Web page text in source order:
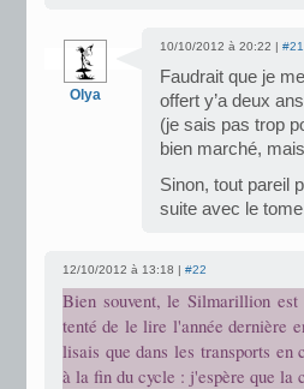
Olya
10/10/2012 à 20:22 | #21
Faudrait que je
offert y’a deux
(je sais pas trop
bien marché,
Sinon, tout pareil
suite avec le
12/10/2012 à 13:18 | #22
Bien souvent, le Silmarillion est
tenté de le lire l'année dernière
lisais que dans les transports
à la fin du cycle : j'espère que la